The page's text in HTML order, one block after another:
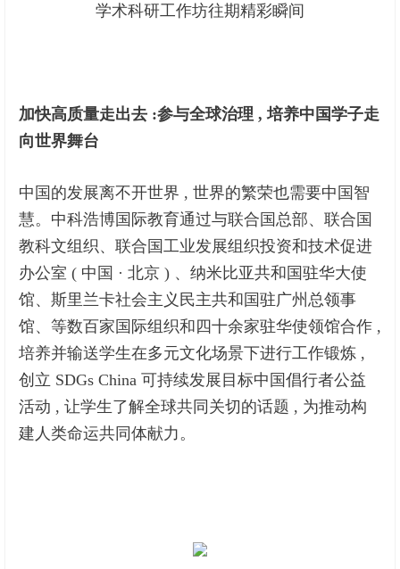
学术科研工作坊往期精彩瞬间
加快高质量走出去 :参与全球治理 , 培养中国学子走
向世界舞台
中国的发展离不开世界 , 世界的繁荣也需要中国智
慧。中科浩博国际教育通过与联合国总部、联合国
教科文组织、联合国工业发展组织投资和技术促进
办公室 ( 中国 · 北京 ) 、纳米比亚共和国驻华大使
馆、斯里兰卡社会主义民主共和国驻广州总领事
馆、等数百家国际组织和四十余家驻华使领馆合作 ,
培养并输送学生在多元文化场景下进行工作锻炼 ,
创立 SDGs China 可持续发展目标中国倡行者公益
活动 , 让学生了解全球共同关切的话题 , 为推动构
建人类命运共同体献力。